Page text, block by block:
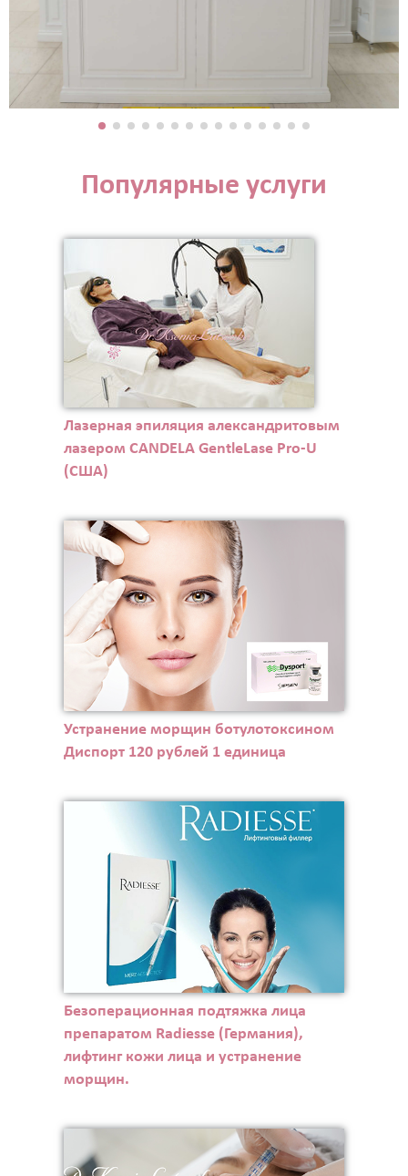
Популярные услуги
Лазерная эпиляция александритовым
лазером CANDELA GentleLase Pro-U
(США)
Устранение морщин ботулотоксином
Диспорт 120 рублей 1 единица
Безоперационная подтяжка лица
препаратом Radiesse (Германия),
лифтинг кожи лица и устранение
морщин.